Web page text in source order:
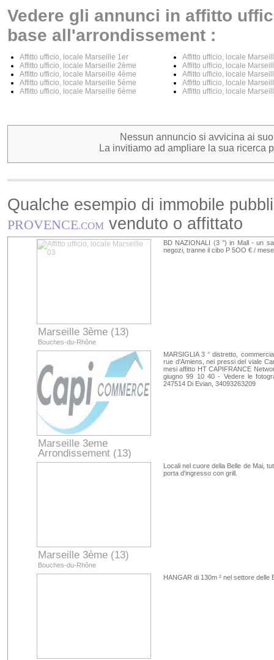
Vedere gli annunci in affitto
base all'arrondissement :
Affitto ufficio, locale Marseille 1er
Affitto ufficio, locale Marseille 2ème
Affitto ufficio, locale Marseille 4ème
Affitto ufficio, locale Marseille 5ème
Affitto ufficio, locale Marseille 6ème
Affitto ufficio, locale
Affitto ufficio, locale
Affitto ufficio, locale
Affitto ufficio, locale
Affitto ufficio, locale
Nessun annuncio si avvicina ai
La invitiamo ad ampliare la sua ricerca
Qualche esempio di immobile
PROVENCE.COM venduto o affittato
Marseille 3ème (13)
Bouches-du-Rhône
BD NAZIONALI (3 °) in Mall - un
negozi, tranne il cibo P 5OO € / mese
Marseille 3eme
Arrondissement (13)
Bouches-du-Rhône
MARSIGLIA 3 ° distretto,
rue d'Amiens, nei pressi del viale
mesi affitto HT CAPIFRANCE
giugno 99 10 40 - Vedere le
247514 Di Evian, 34093263209
Marseille 3ème (13)
Bouches-du-Rhône
Locali nel cuore della Belle de Mai,
porta d'ingresso con grill.
HANGAR di 130m ² nel settore